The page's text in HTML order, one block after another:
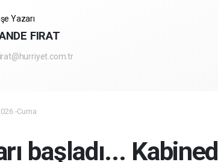
Yazarı
FIRAT
-Cuma
başladı...